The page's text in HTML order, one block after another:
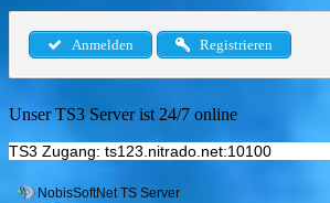
Anmelden Registrieren
Unser TS3 Server ist 24/7 online
TS3 Zugang: ts123.nitrado.net:10100